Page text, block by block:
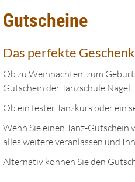
Gutscheine
Das perfekte
Ob zu Weihnachten, zum
Gutschein der Tanzschule Nagel.
Ob ein fester Tanzkurs oder ein
Wenn Sie einen Tanz-
alles weitere veranlassen und
Alternativ können Sie den